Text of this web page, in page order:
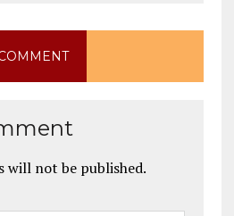
will not be published.